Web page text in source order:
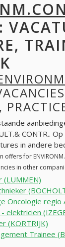
:
CONTR..
in andere
for
in other
(LUMMEN)
Oncologie regio
elektricien
(KORTRIJK)
Trainee